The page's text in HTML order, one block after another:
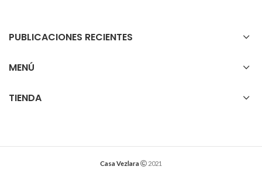
PUBLICACIONES RECIENTES
MENÚ
TIENDA
Casa Vezlara 2021